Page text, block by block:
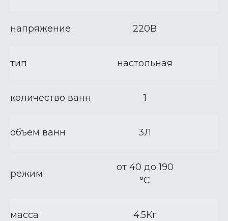
напряжение 220В
тип настольная
количество ванн 1
объем ванн 3Л
режим
от 40 до 190
°С
масса 4.5Кг